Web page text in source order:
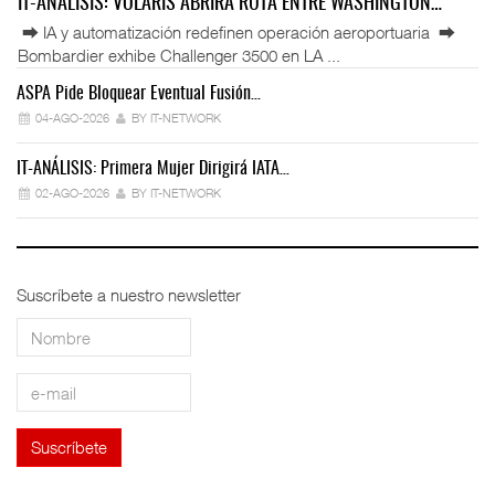
IT-ANÁLISIS: VOLARIS ABRIRÁ RUTA ENTRE WASHINGTON…
⮕ IA y automatización redefinen operación aeroportuaria ⮕
Bombardier exhibe Challenger 3500 en LA ...
ASPA Pide Bloquear Eventual Fusión…
04-AGO-2026 BY IT-NETWORK
IT-ANÁLISIS: Primera Mujer Dirigirá IATA…
02-AGO-2026 BY IT-NETWORK
Suscríbete a nuestro newsletter